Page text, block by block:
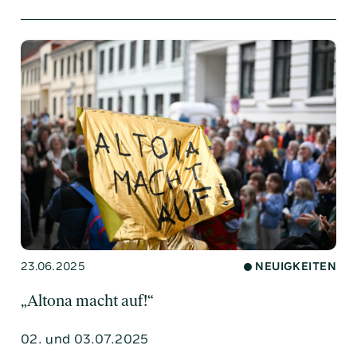
23.06.2025 NEUIGKEITEN
„Altona macht auf!“
02. und 03.07.2025